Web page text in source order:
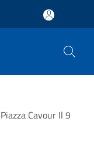
Cavour Il 9